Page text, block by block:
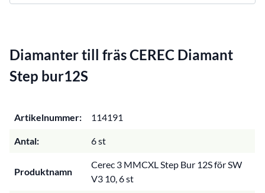
Diamanter till fräs CEREC Diamant
Step bur12S
Artikelnummer: 114191
Antal: 6 st
Produktnamn
Cerec 3 MMCXL Step Bur 12S för SW
V3 10, 6 st